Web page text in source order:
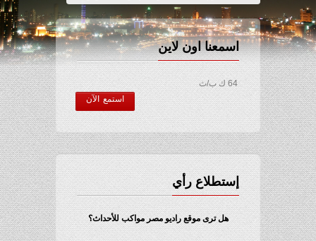
اسمعنا اون لاين
64 ك ب/ث
استمع الآن
إستطلاع رأي
هل ترى موقع راديو مصر مواكب للأحداث؟